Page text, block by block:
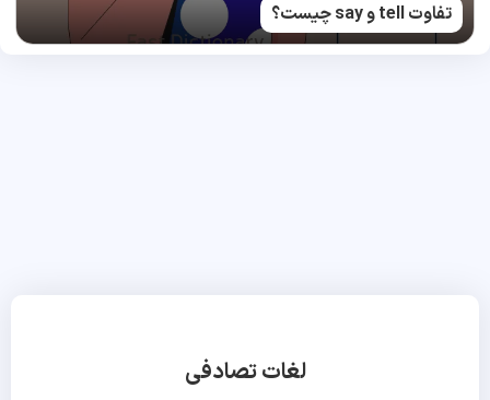
تفاوت tell و say چیست؟
لغات تصادفی